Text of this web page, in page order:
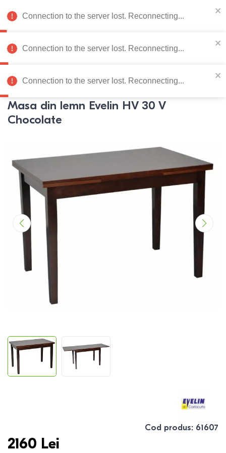
078 222 273 RU
Catalog de produse
0
Pagina principală Mobila bucatarie Mese de bucatarie
Masa din lemn Evelin HV 30 V
Chocolate
Cod produs: 61607
2160 Lei
Connection to the server lost. Reconnecting...
Connection to the server lost. Reconnecting...
Connection to the server lost. Reconnecting...